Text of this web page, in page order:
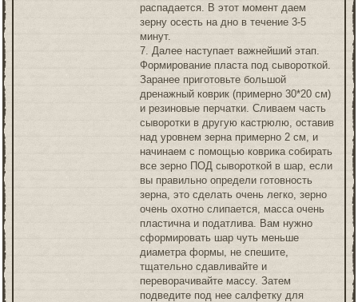
распадается. В этот момент даем
зерну осесть на дно в течение 3-5
минут.
7. Далее наступает важнейший этап.
Формирование пласта под сывороткой.
Заранее приготовьте большой
дренажный коврик (примерно 30*20 см)
и резиновые перчатки. Сливаем часть
сыворотки в другую кастрюлю, оставив
над уровнем зерна примерно 2 см, и
начинаем с помощью коврика собирать
все зерно ПОД сывороткой в шар, если
вы правильно определи готовность
зерна, это сделать очень легко, зерно
очень охотно слипается, масса очень
пластична и податлива. Вам нужно
сформировать шар чуть меньше
диаметра формы, не спешите,
тщательно сдавливайте и
переворачивайте массу. Затем
подведите под нее салфетку для